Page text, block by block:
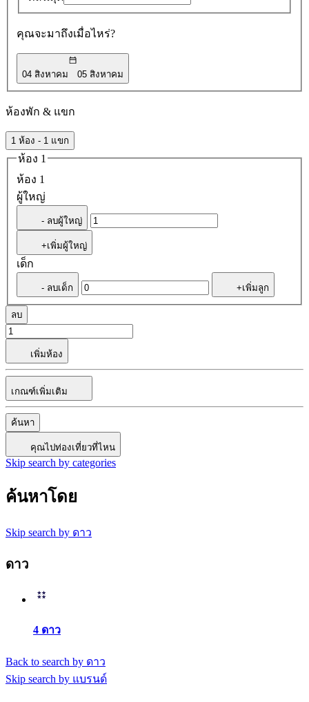
คุณจะมาถึงเมื่อไหร่?
04 สิงหาคม 05 สิงหาคม
ห้องพัก & แขก
1 ห้อง - 1 แขก
ห้อง 1
ห้อง 1
ผู้ใหญ่
- ลบผู้ใหญ่
+เพิ่มผู้ใหญ่
เด็ก
- ลบเด็ก +เพิ่มลูก
ลบ
เพิ่มห้อง
เกณฑ์เพิ่มเติม
ค้นหา
คุณไปท่องเที่ยวที่ไหน
Skip search by categories
ค้นหาโดย
Skip search by ดาว
ดาว
4 ดาว
Back to search by ดาว
Skip search by แบรนด์